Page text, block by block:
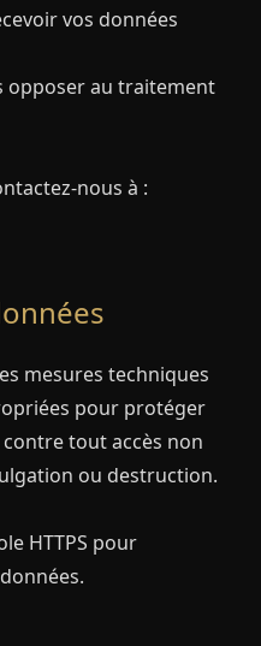
vos données
opposer au traitement
nous à :
mesures techniques
pour protéger
tout accès non
ou destruction.
HTTPS pour